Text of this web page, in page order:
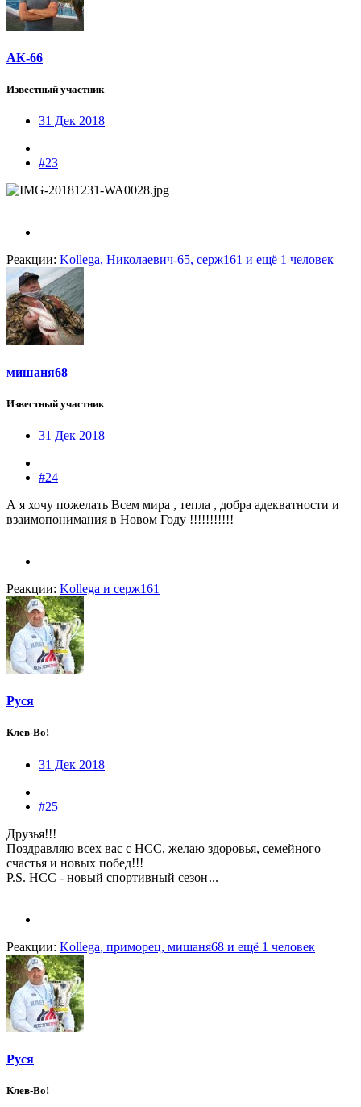
АК-66
Известный участник
31 Дек 2018
#23
Реакции: Kollega, Николаевич-65, серж161 и ещё 1 человек
мишаня68
Известный участник
31 Дек 2018
#24
А я хочу пожелать Всем мира , тепла , добра адекватности и
взаимопонимания в Новом Году !!!!!!!!!!!
Реакции: Kollega и серж161
Руся
Клев-Во!
31 Дек 2018
#25
Друзья!!!
Поздравляю всех вас с НСС, желаю здоровья, семейного
счастья и новых побед!!!
P.S. НСС - новый спортивный сезон...
Реакции: Kollega, приморец, мишаня68 и ещё 1 человек
Руся
Клев-Во!